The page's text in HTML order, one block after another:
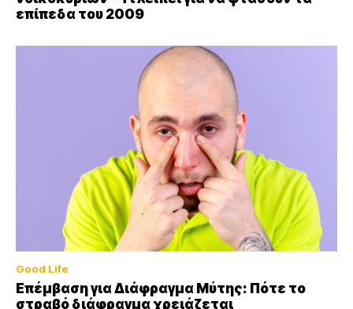
επίπεδα του 2009
Good Life
Επέμβαση για Διάφραγμα Μύτης: Πότε το
στραβό διάφραγμα χρειάζεται